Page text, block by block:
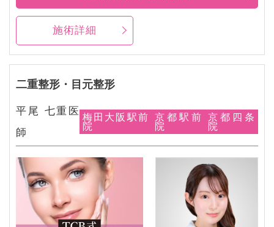
施術詳細
二重整形・目元整形
平尾 七重医
師
梅田大阪駅前
院
京都駅前
院
京都四条
院